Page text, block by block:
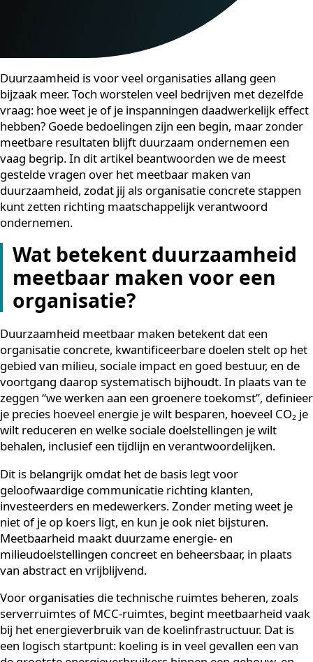
Duurzaamheid is voor veel organisaties allang geen
bijzaak meer. Toch worstelen veel bedrijven met
vraag: hoe weet je of je inspanningen daadwerkelijk
hebben? Goede bedoelingen zijn een begin, maar
meetbare resultaten blijft duurzaam ondernemen een
vaag begrip. In dit artikel beantwoorden we de meest
gestelde vragen over het meetbaar maken van
duurzaamheid, zodat jij als organisatie concrete
kunt zetten richting maatschappelijk verantwoord
ondernemen.
Wat betekent
meetbaar maken voor een
organisatie?
Duurzaamheid meetbaar maken betekent dat een
organisatie concrete, kwantificeerbare doelen stelt op
gebied van milieu, sociale impact en goed bestuur, en
voortgang daarop systematisch bijhoudt. In plaats
zeggen “we werken aan een groenere toekomst”,
je precies hoeveel energie je wilt besparen, hoeveel
wilt reduceren en welke sociale doelstellingen je wilt
behalen, inclusief een tijdlijn en verantwoordelijken.
Dit is belangrijk omdat het de basis legt voor
geloofwaardige communicatie richting klanten,
investeerders en medewerkers. Zonder meting weet
niet of je op koers ligt, en kun je ook niet bijsturen.
Meetbaarheid maakt duurzame energie- en
milieudoelstellingen concreet en beheersbaar, in
van abstract en vrijblijvend.